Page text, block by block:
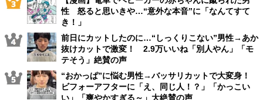
性 怒ると思いきや…“意外な本音”に「なんてすて
き！」
前日にカットしたのに…“しっくりこない”男性→あか
抜けカットで激変！ 2.9万いいね「別人やん」「モ
テそう」絶賛の声
“おかっぱ”に悩む男性→バッサリカットで大変身！
ビフォーアフターに「え、同じ人！？」「かっこい
い」「爽やかすぎる～」大絶賛の声